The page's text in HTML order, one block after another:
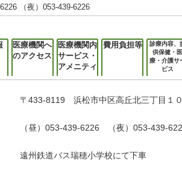
（夜）053-439-6226
医療機関へ
のアクセス
医療機関内
サービス・
アメニティ
費用負担等
診療内容、
供保健・
療・介護サ
ビス
〒433-8119 浜松市中区高丘北三丁目１
（昼）053-439-6226 （夜）053-439-
遠州鉄道バス瑞穂小学校にて下車